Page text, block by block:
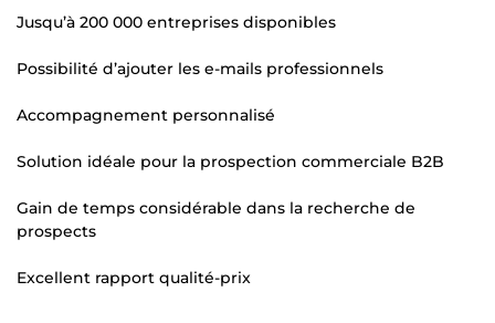
Jusqu’à 200 000 entreprises disponibles
Possibilité d’ajouter les e-mails professionnels
Accompagnement personnalisé
Solution idéale pour la prospection commerciale B2B
Gain de temps considérable dans la recherche de
prospects
Excellent rapport qualité-prix